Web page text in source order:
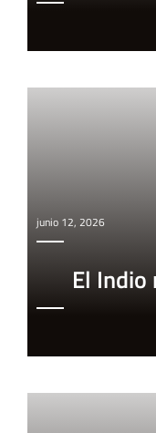
junio 12, 2026
El Indio